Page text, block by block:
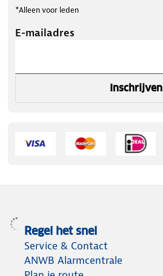
*Alleen voor leden
E-mailadres
Inschrijven
Regel het snel
Service & Contact
ANWB Alarmcentrale